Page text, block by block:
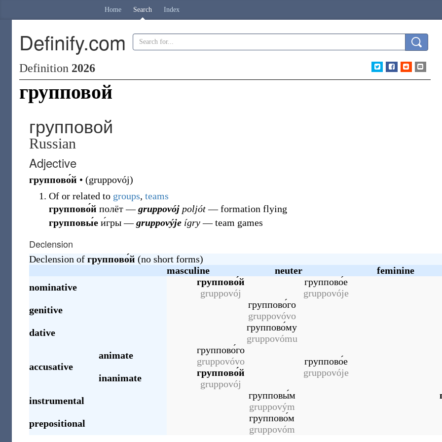
Home Search Index
Definify.com
Definition 2026
групповой
групповой
Russian
Adjective
группово́й • (gruppovój)
Of or related to groups, teams
группово́й полёт―gruppovój poljót― formation flying
групповы́е и́гры―gruppovýje ígry― team games
Declension
Declension of группово́й (no short forms)
masculine
neuter feminine
nominative
группово́й
gruppovój
группово́е
gruppovóje
genitive
группово́го
gruppovóvo
dative
группово́му
gruppovómu
accusative
animate
группово́го
gruppovóvo
группово́е
gruppovóje
inanimate
группово́й
gruppovój
instrumental
групповы́м
gruppovým
prepositional
группово́м
gruppovóm